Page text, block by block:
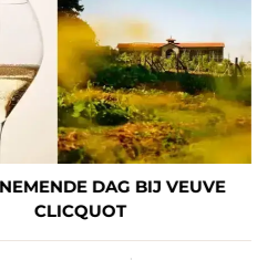
DAG BIJ VEUVE
CLICQUOT